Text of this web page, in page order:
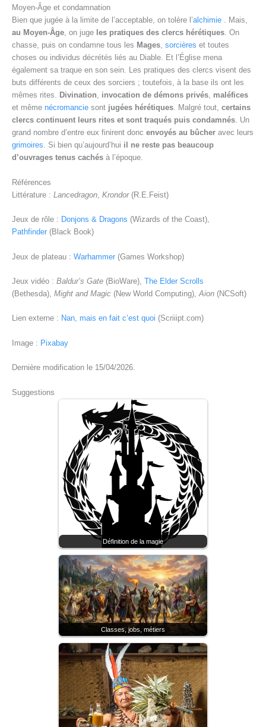
Moyen-Âge et condamnation
Bien que jugée à la limite de l’acceptable, on tolère l’alchimie . Mais,
au Moyen-Âge, on juge les pratiques des clercs hérétiques. On
chasse, puis on condamne tous les Mages, sorcières et toutes
choses ou individus décrétés liés au Diable. Et l’Église mena
également sa traque en son sein. Les pratiques des clercs visent des
buts différents de ceux des sorciers ; toutefois, à la base ils ont les
mêmes rites. Divination, invocation de démons privés, maléfices
et même nécromancie sont jugées hérétiques. Malgré tout, certains
clercs continuent leurs rites et sont traqués puis condamnés. Un
grand nombre d’entre eux finirent donc envoyés au bûcher avec leurs
grimoires. Si bien qu’aujourd’hui il ne reste pas beaucoup
d’ouvrages tenus cachés à l’époque.
Références
Littérature : Lancedragon Krondor(R.E.Feist)
Jeux de rôle : Donjons & Dragons (Wizards of the Coast),
Pathfinder (Black Book)
Jeux de plateau : Warhammer (Games Workshop)
Jeux vidéo : Baldur’s Gate (BioWare), The Elder Scrolls
(Bethesda), Might and Magic (New World Computing),Aion (NCSoft)
Lien externe : Nan, mais en fait c’est quoi (Scriiipt.com)
Image : Pixabay
Dernière modification le 15/04/2026.
Suggestions
Définition de la magie
Classes, jobs, métiers